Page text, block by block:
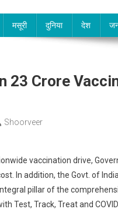
मसूरी दुनिया देश
23 Crore
Shoorveer
vaccination drive,
In addition, the Govt. of
pillar of the
Test, Track, Treat and